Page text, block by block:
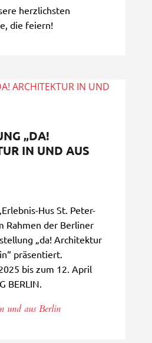
herzlichsten
die feiern!
„DA!
IN UND AUS
Hus St. Peter-
Rahmen der Berliner
„da! Architektur
präsentiert.
bis zum 12. April
BERLIN.
und aus Berlin